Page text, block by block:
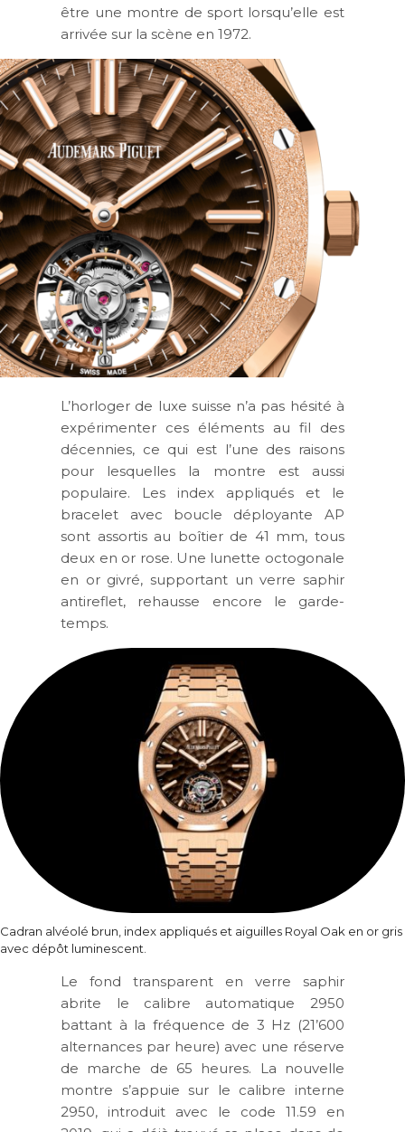
être une montre de sport lorsqu’elle est
arrivée sur la scène en 1972.
L’horloger de luxe suisse n’a pas hésité à
expérimenter ces éléments au fil des
décennies, ce qui est l’une des raisons
pour lesquelles la montre est aussi
populaire. Les index appliqués et le
bracelet avec boucle déployante AP
sont assortis au boîtier de 41 mm, tous
deux en or rose. Une lunette octogonale
en or givré, supportant un verre saphir
antireflet, rehausse encore le garde-
temps.
Cadran alvéolé brun, index appliqués et aiguilles Royal Oak en or gris
avec dépôt luminescent.
Le fond transparent en verre saphir
abrite le calibre automatique 2950
battant à la fréquence de 3 Hz (21’600
alternances par heure) avec une réserve
de marche de 65 heures. La nouvelle
montre s’appuie sur le calibre interne
2950, ​​introduit avec le code 11.59 en